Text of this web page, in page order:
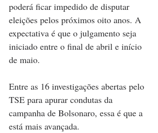
poderá ficar impedido de disputar
eleições pelos próximos oito anos. A
expectativa é que o julgamento seja
iniciado entre o final de abril e início
de maio.
Entre as 16 investigações abertas pelo
TSE para apurar condutas da
campanha de Bolsonaro, essa é que a
está mais avançada.